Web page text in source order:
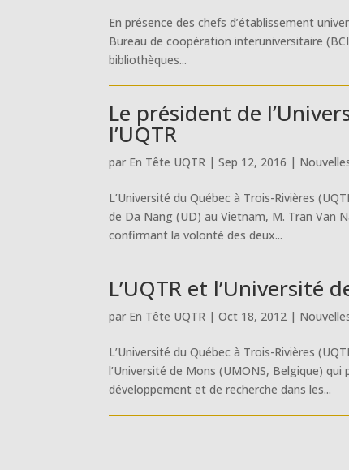
En présence des chefs d’établissement
Bureau de coopération interuniversitaire
bibliothèques...
Le président de
l’UQTR
par En Tête UQTR |Sep 12, 2016 |
L’Université du Québec à Trois-Rivières
de Da Nang (UD) au Vietnam, M. Tran Van
confirmant la volonté des deux...
L’UQTR et
par En Tête UQTR |Oct 18, 2012 |
L’Université du Québec à Trois-Rivières
l’Université de Mons (UMONS, Belgique)
développement et de recherche dans les...